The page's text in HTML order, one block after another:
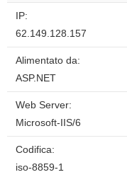
IP:
62.149.128.157
Alimentato da:
ASP.NET
Web Server:
Microsoft-IIS/6
Codifica:
iso-8859-1